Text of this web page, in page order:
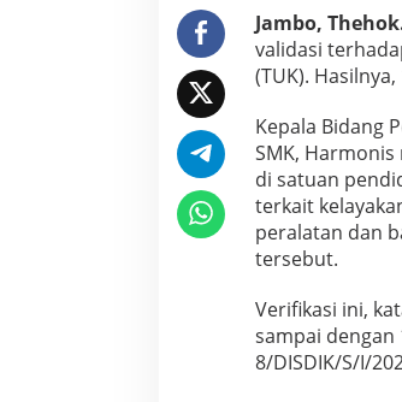
k
S
e
b
g
i
T
e
m
U
j
i
Jambo,
validasi
(TUK).
Kepala Bidang
SMK,
di satuan
terkait
peralatan dan
tersebut.
Verifikasi ini,
sampai dengan
8/DISDIK/S/I/